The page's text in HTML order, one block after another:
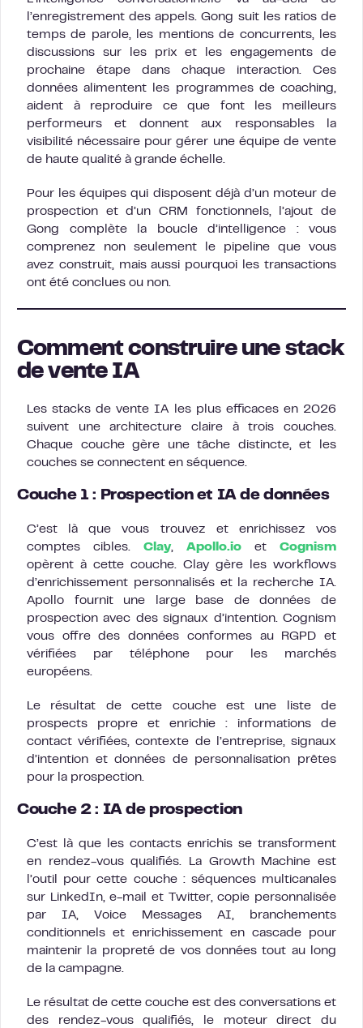
l’enregistrement des appels. Gong suit les ratios de
temps de parole, les mentions de concurrents, les
discussions sur les prix et les engagements de
prochaine étape dans chaque interaction. Ces
données alimentent les programmes de coaching,
aident à reproduire ce que font les meilleurs
performeurs et donnent aux responsables la
visibilité nécessaire pour gérer une équipe de vente
de haute qualité à grande échelle.
Pour les équipes qui disposent déjà d’un moteur de
prospection et d’un CRM fonctionnels, l’ajout de
Gong complète la boucle d’intelligence : vous
comprenez non seulement le pipeline que vous
avez construit, mais aussi pourquoi les transactions
ont été conclues ou non.
Comment construire une stack
de vente IA
Les stacks de vente IA les plus efficaces en 2026
suivent une architecture claire à trois couches.
Chaque couche gère une tâche distincte, et les
couches se connectent en séquence.
Couche 1 : Prospection et IA de données
C’est là que vous trouvez et enrichissez vos
comptes cibles. Clay, Apollo.io et Cognism
opèrent à cette couche. Clay gère les workflows
d’enrichissement personnalisés et la recherche IA.
Apollo fournit une large base de données de
prospection avec des signaux d’intention. Cognism
vous offre des données conformes au RGPD et
vérifiées par téléphone pour les marchés
européens.
Le résultat de cette couche est une liste de
prospects propre et enrichie : informations de
contact vérifiées, contexte de l’entreprise, signaux
d’intention et données de personnalisation prêtes
pour la prospection.
Couche 2 : IA de prospection
C’est là que les contacts enrichis se transforment
en rendez-vous qualifiés. La Growth Machine est
l’outil pour cette couche : séquences multicanales
sur LinkedIn, e-mail et Twitter, copie personnalisée
par IA, Voice Messages AI, branchements
conditionnels et enrichissement en cascade pour
maintenir la propreté de vos données tout au long
de la campagne.
Le résultat de cette couche est des conversations et
des rendez-vous qualifiés, le moteur direct du